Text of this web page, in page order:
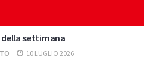
settimana
10 LUGLIO 2026